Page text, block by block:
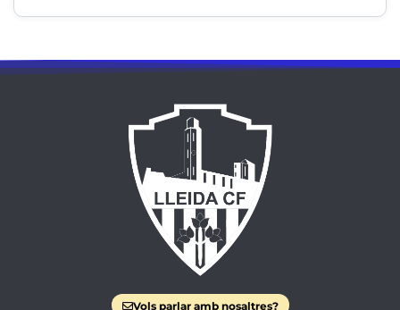
Vols parlar amb nosaltres?